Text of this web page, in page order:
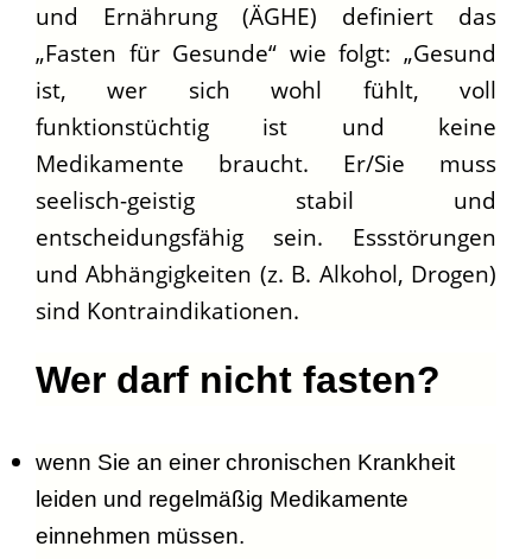
und Ernährung (ÄGHE) definiert das
„Fasten für Gesunde“ wie folgt: „Gesund
ist, wer sich wohl fühlt, voll
funktionstüchtig ist und keine
Medikamente braucht. Er/Sie muss
seelisch-geistig stabil und
entscheidungsfähig sein. Essstörungen
und Abhängigkeiten (z. B. Alkohol, Drogen)
sind Kontraindikationen.
Wer darf nicht fasten?
wenn Sie an einer chronischen Krankheit
leiden und regelmäßig Medikamente
einnehmen müssen.